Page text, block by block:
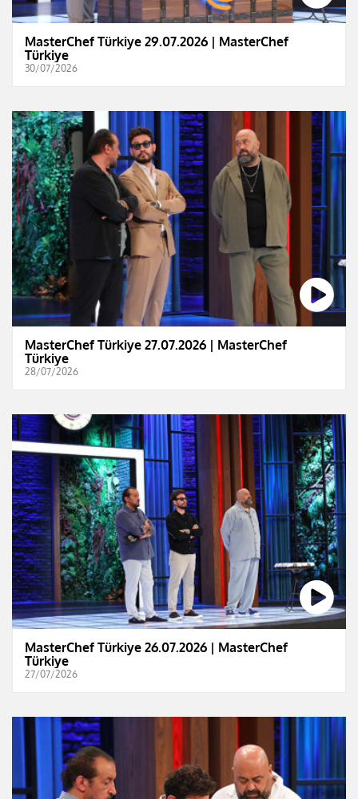
MasterChef Türkiye 29.07.2026 | MasterChef
Türkiye
30/07/2026
MasterChef Türkiye 27.07.2026 | MasterChef
Türkiye
28/07/2026
MasterChef Türkiye 26.07.2026 | MasterChef
Türkiye
27/07/2026